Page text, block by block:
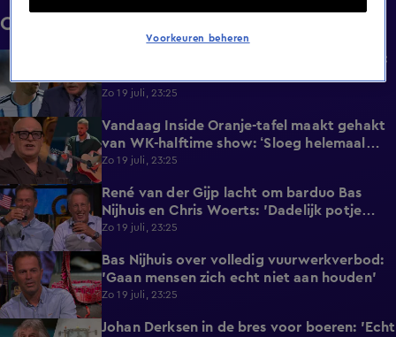
Clips
1:18
Eerste reactie Johan Derksen na WK-finale:
Zo 19 juli, 23:25
2:40
Vandaag Inside Oranje-tafel maakt gehakt
van WK-halftime show: ‘Sloeg helemaal
nergens op!’
Zo 19 juli, 23:25
1:17
René van der Gijp lacht om barduo Bas
Nijhuis en Chris Woerts: 'Dadelijk potje
vaseline mee!'
Zo 19 juli, 23:25
1:31
Bas Nijhuis over volledig vuurwerkverbod:
'Gaan mensen zich echt niet aan houden'
Zo 19 juli, 23:25
1:29
Johan Derksen in de bres voor boeren: 'Echt
Voorkeuren beheren